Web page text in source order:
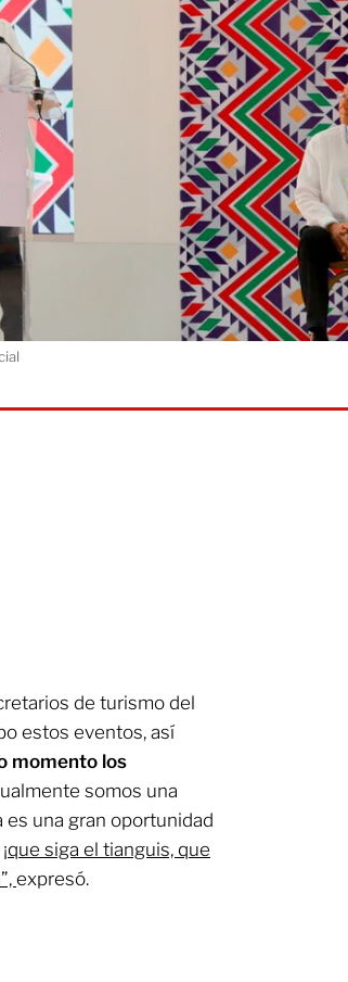
de turismo del
estos eventos, así
momento los
somos una
una gran oportunidad
¡que siga el tianguis, que
expresó.